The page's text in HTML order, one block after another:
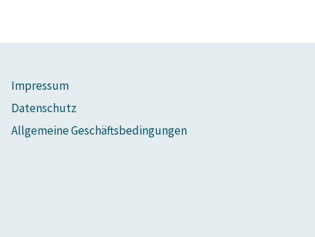
Impressum
Datenschutz
Allgemeine Geschäftsbedingungen